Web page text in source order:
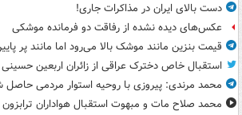
دست بالای ایران در مذاکرات جاری!
عکس‌های دیده نشده از رفاقت دو فرمانده‌ موشکی
قیمت بنزین مانند موشک بالا می‌رود اما مانند پر
استقبال خاص دخترک عراقی از زائران اربعین حسینی
محمد مرندی: پیروزی با روحیه استوار مردمی حاصل
محمد صلاح مات و مبهوت استقبال هواداران ترابزون